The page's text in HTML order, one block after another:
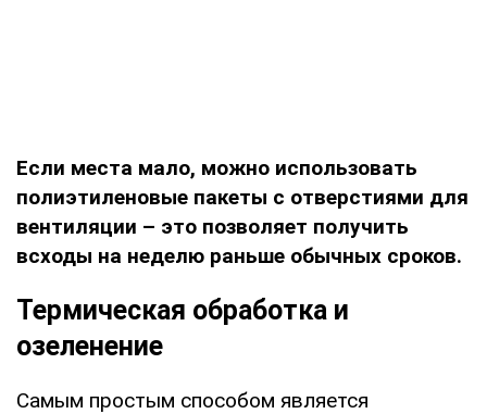
Если места мало, можно использовать
полиэтиленовые пакеты с отверстиями для
вентиляции – это позволяет получить
всходы на неделю раньше обычных сроков.
Термическая обработка и
озеленение
Самым простым способом является